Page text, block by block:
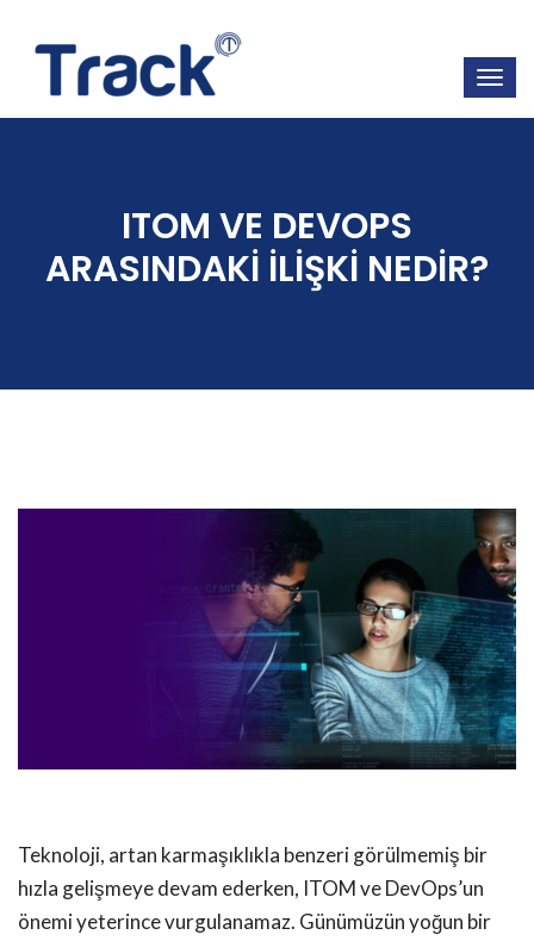
ITOM VE DEVOPS
ARASINDAKİ İLİŞKİ NEDİR?
Teknoloji, artan karmaşıklıkla benzeri görülmemiş bir
hızla gelişmeye devam ederken, ITOM ve DevOps’un
önemi yeterince vurgulanamaz. Günümüzün yoğun bir